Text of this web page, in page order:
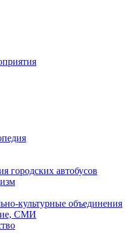
городских автобусов
культурные объединения
СМИ